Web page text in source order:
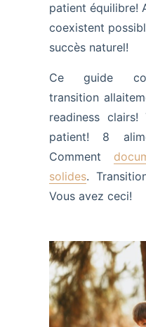
patient équilibre!
coexistent
succès naturel!
Ce guide
transition
readiness
patient! 8
Comment
solides.
Vous avez ceci!